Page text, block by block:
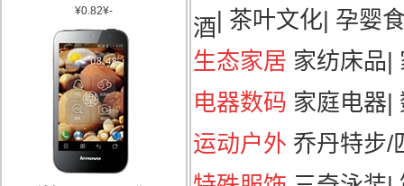
¥0.82¥-
酒| 茶叶文化| 孕婴
生态家居 家纺床品|
电器数码 家庭电器|
运动户外 乔丹特步/